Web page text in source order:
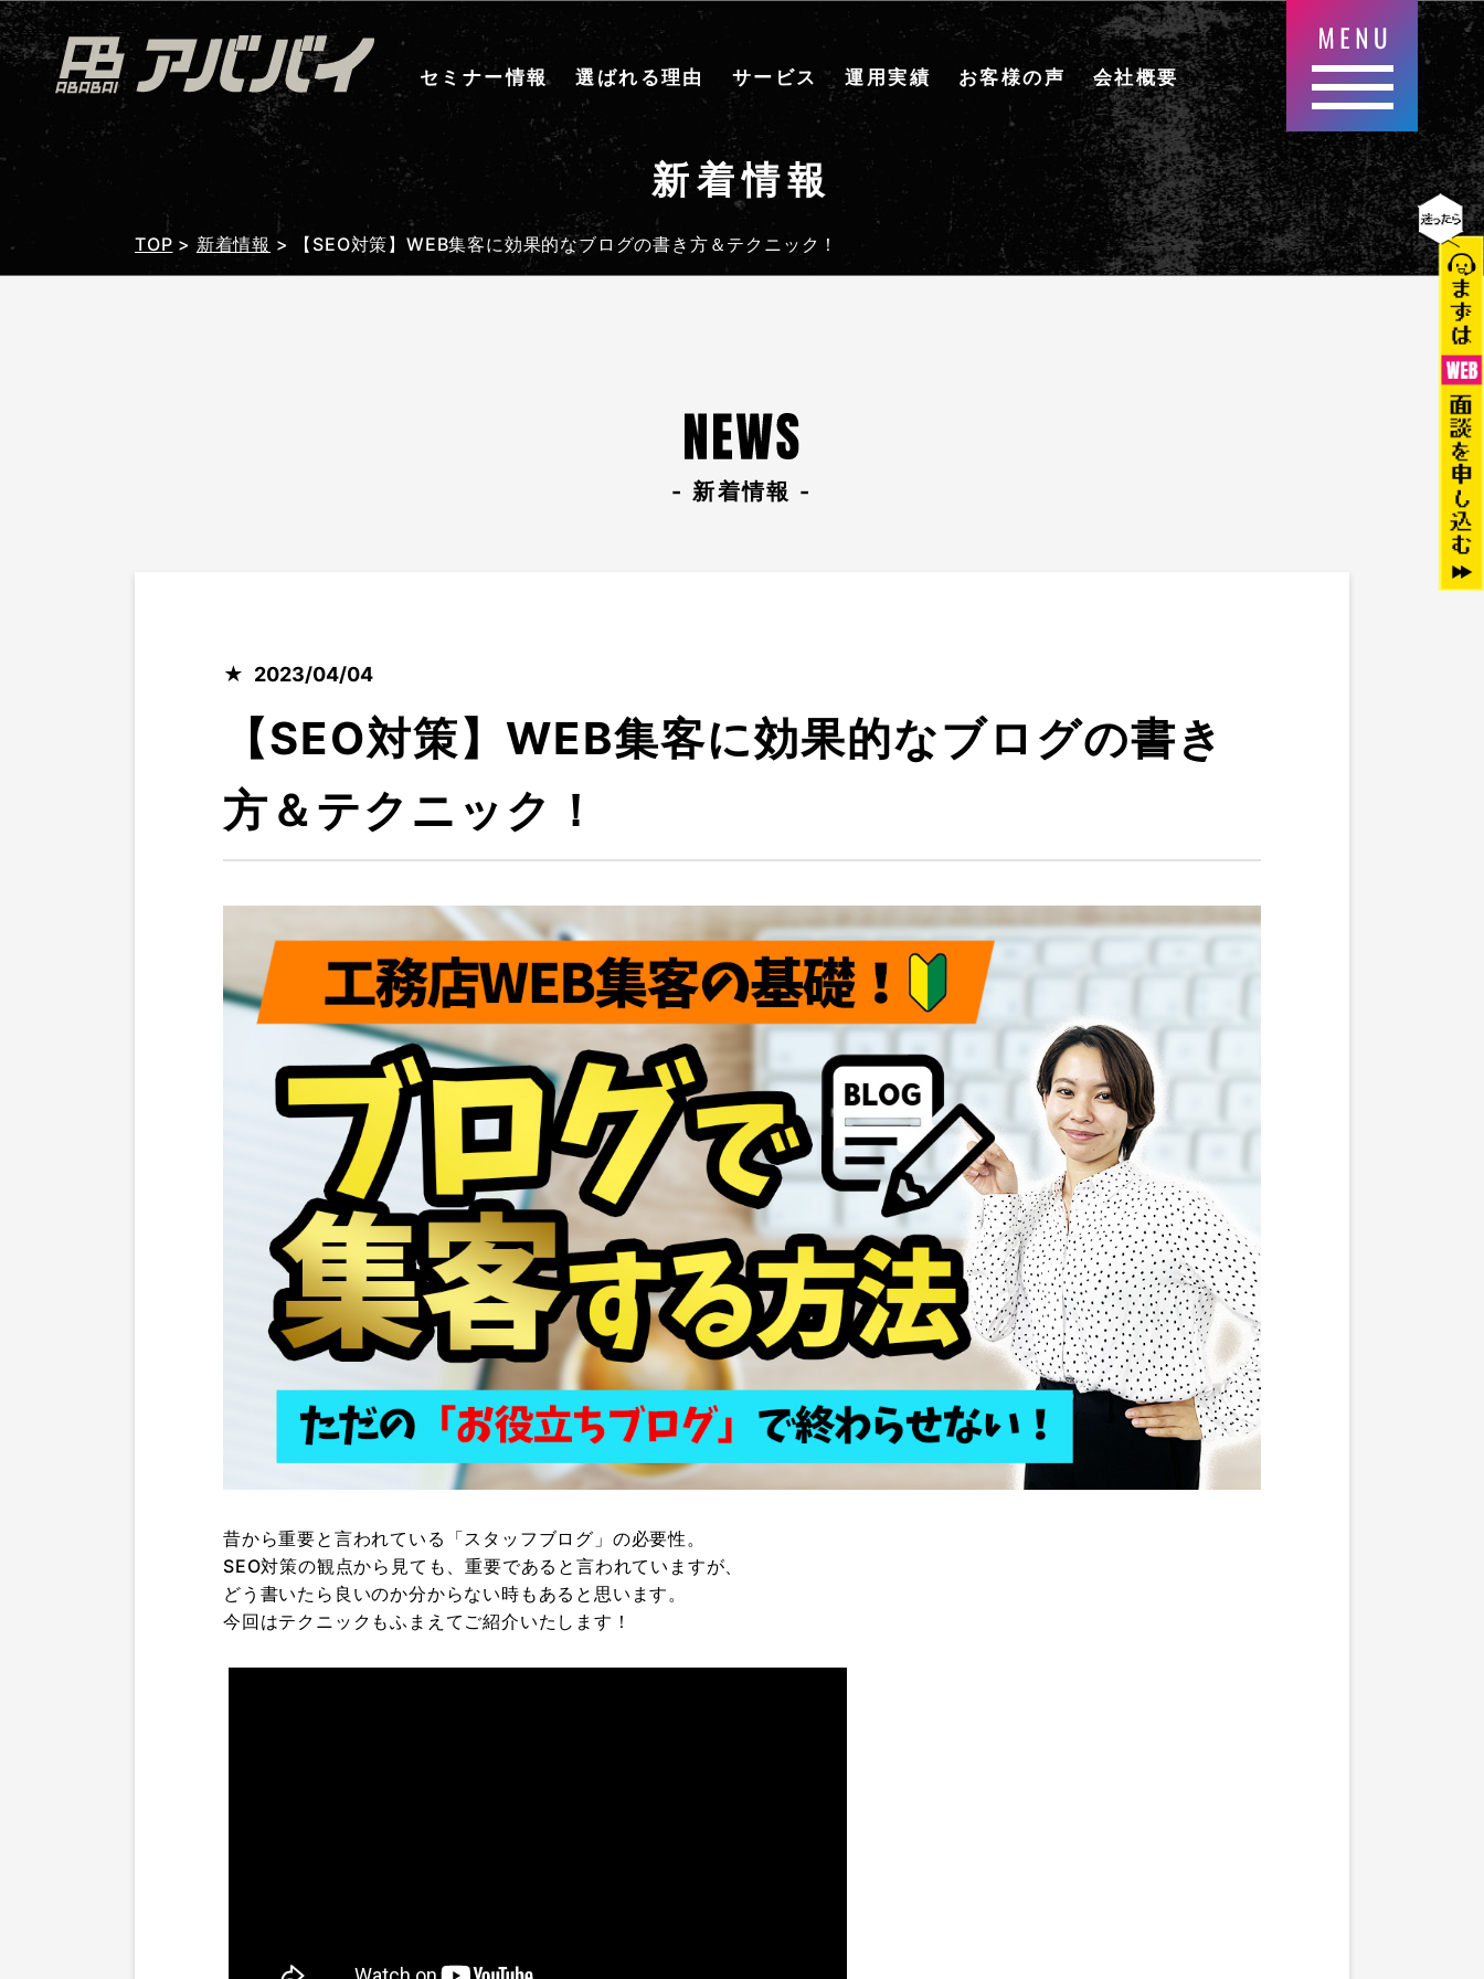
セミナー情報 選ばれる理由 サービス 運用実績 お客様の声 会社概要
新着情報
TOP > 新着情報 > 【SEO対策】WEB集客に効果的なブログの書き方＆テクニック！
- 新着情報 -
2023/04/04
【SEO対策】WEB集客に効果的なブログの書き
方＆テクニック！
昔から重要と言われている「スタッフブログ」の必要性。
SEO対策の観点から見ても、重要であると言われていますが、
どう書いたら良いのか分からない時もあると思います。
今回はテクニックもふまえてご紹介いたします！